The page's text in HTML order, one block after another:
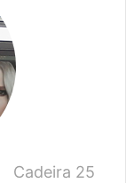
Cadeira 25